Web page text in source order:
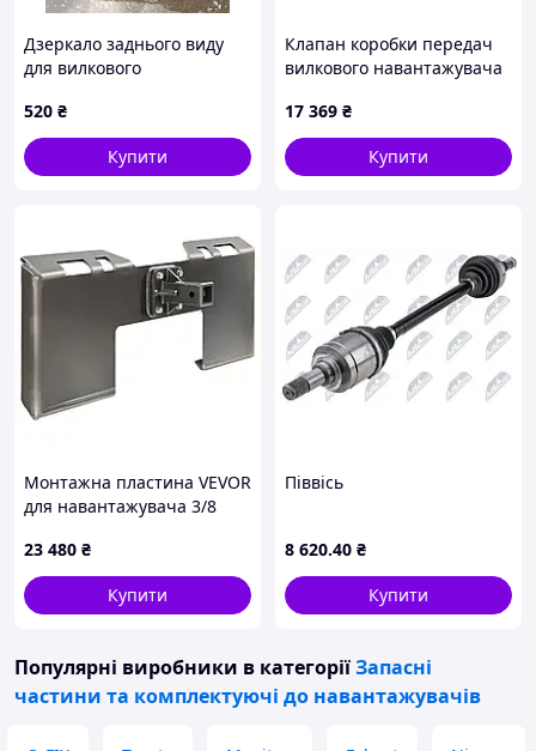
Дзеркало заднього виду
для вилкового
520 ₴
Купити
Клапан коробки передач
вилкового навантажувача
17 369 ₴
Купити
Монтажна пластина VEVOR
для навантажувача 3/8
пристроєм 5,79 см,
швидкороз'ємним
з'єднанням, сумісна з
23 480 ₴
Купити
Піввісь
8 620.40 ₴
Купити
Популярні виробники в категоріїЗапасні
частини та комплектуючі до навантажувачів